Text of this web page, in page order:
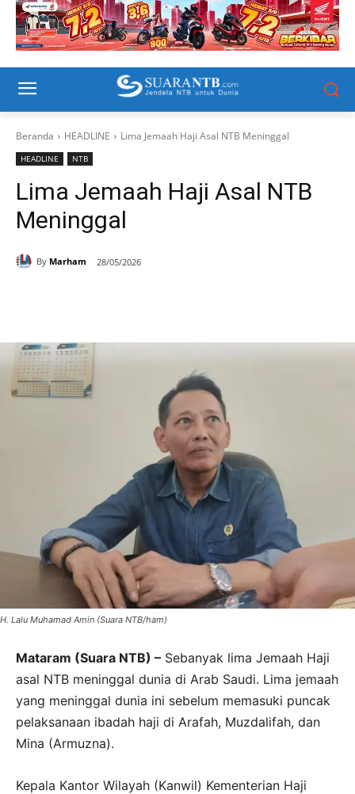
Beranda HEADLINE Lima Jemaah Haji Asal NTB Meninggal
HEADLINE NTB
Lima Jemaah Haji Asal NTB
Meninggal
By Marham 28/05/2026
H. Lalu Muhamad Amin (Suara NTB/ham)
Mataram (Suara NTB) – Sebanyak lima Jemaah Haji
asal NTB meninggal dunia di Arab Saudi. Lima jemaah
yang meninggal dunia ini sebelum memasuki puncak
pelaksanaan ibadah haji di Arafah, Muzdalifah, dan
Mina (Armuzna).
Kepala Kantor Wilayah (Kanwil) Kementerian Haji